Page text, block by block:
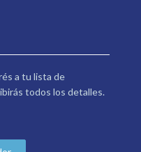
a tu lista de
todos los detalles.